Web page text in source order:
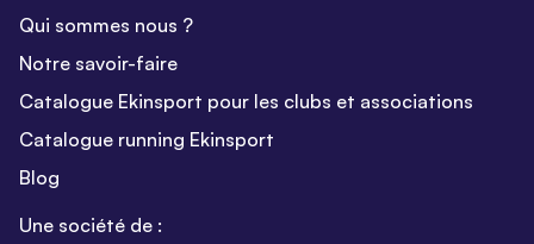
Qui sommes nous ?
Notre savoir-faire
Catalogue Ekinsport pour les clubs et associations
Catalogue running Ekinsport
Blog
Une société de :